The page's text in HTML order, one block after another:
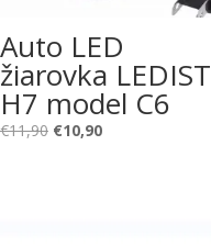
Auto LED
žiarovka LEDIST
H7 model C6
€11,90 Pôvodná
€10,90Aktuálna